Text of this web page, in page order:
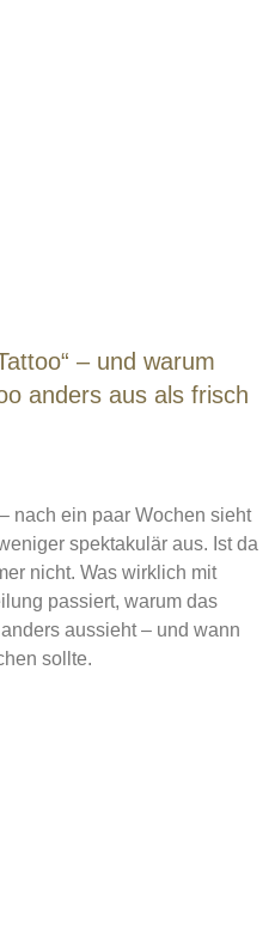
– und warum
anders aus als frisch
nach ein paar Wochen sieht
spektakulär aus. Ist da
nicht. Was wirklich mit
passiert, warum das
aussieht – und wann
sollte.